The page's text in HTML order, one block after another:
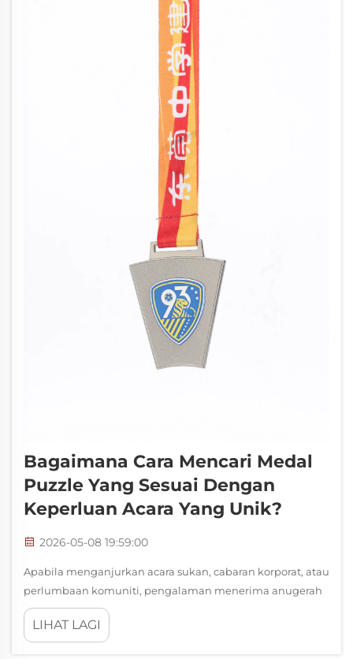
Bagaimana Cara Mencari Medal
Puzzle Yang Sesuai Dengan
Keperluan Acara Yang Unik?
2026-05-08 19:59:00
Apabila menganjurkan acara sukan, cabaran korporat, atau
perlumbaan komuniti, pengalaman menerima anugerah
sama pentingnya dengan pertandingan itu sendiri. Pingat
teka-teki telah menjadi salah satu format anugerah yang
LIHAT LAGI